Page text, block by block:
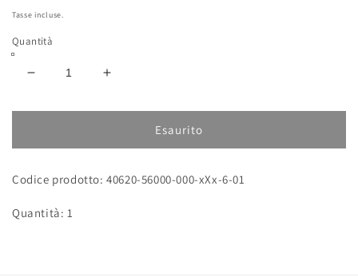
Tasse incluse.
Quantità
Diminuisci
per
sinistra
Aumenta
per
sinistra
Esaurito
Codice prodotto: 40620-56000-000-xXx-6-01
Quantità: 1